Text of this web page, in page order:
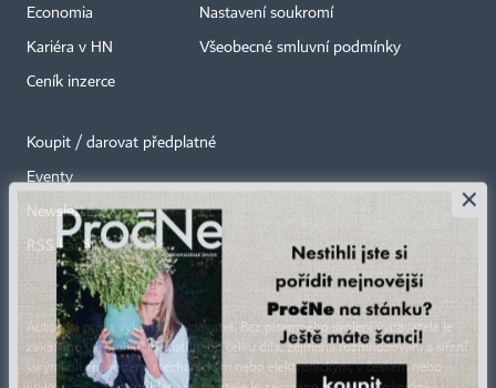
Economia
Kariéra v HN
Ceník inzerce
Nastavení soukromí
Všeobecné smluvní podmínky
Koupit / darovat předplatné
Eventy
Newslettery
RSS kanály
Autorská práva vykonává vydavatel. Bez písemného svolení vydavatele je
zakázáno jakékoli užití částí nebo celku díla, zejména rozmnožování a šíření
jakýmkoli způsobem, mechanickým nebo elektronickým, v českém nebo
×